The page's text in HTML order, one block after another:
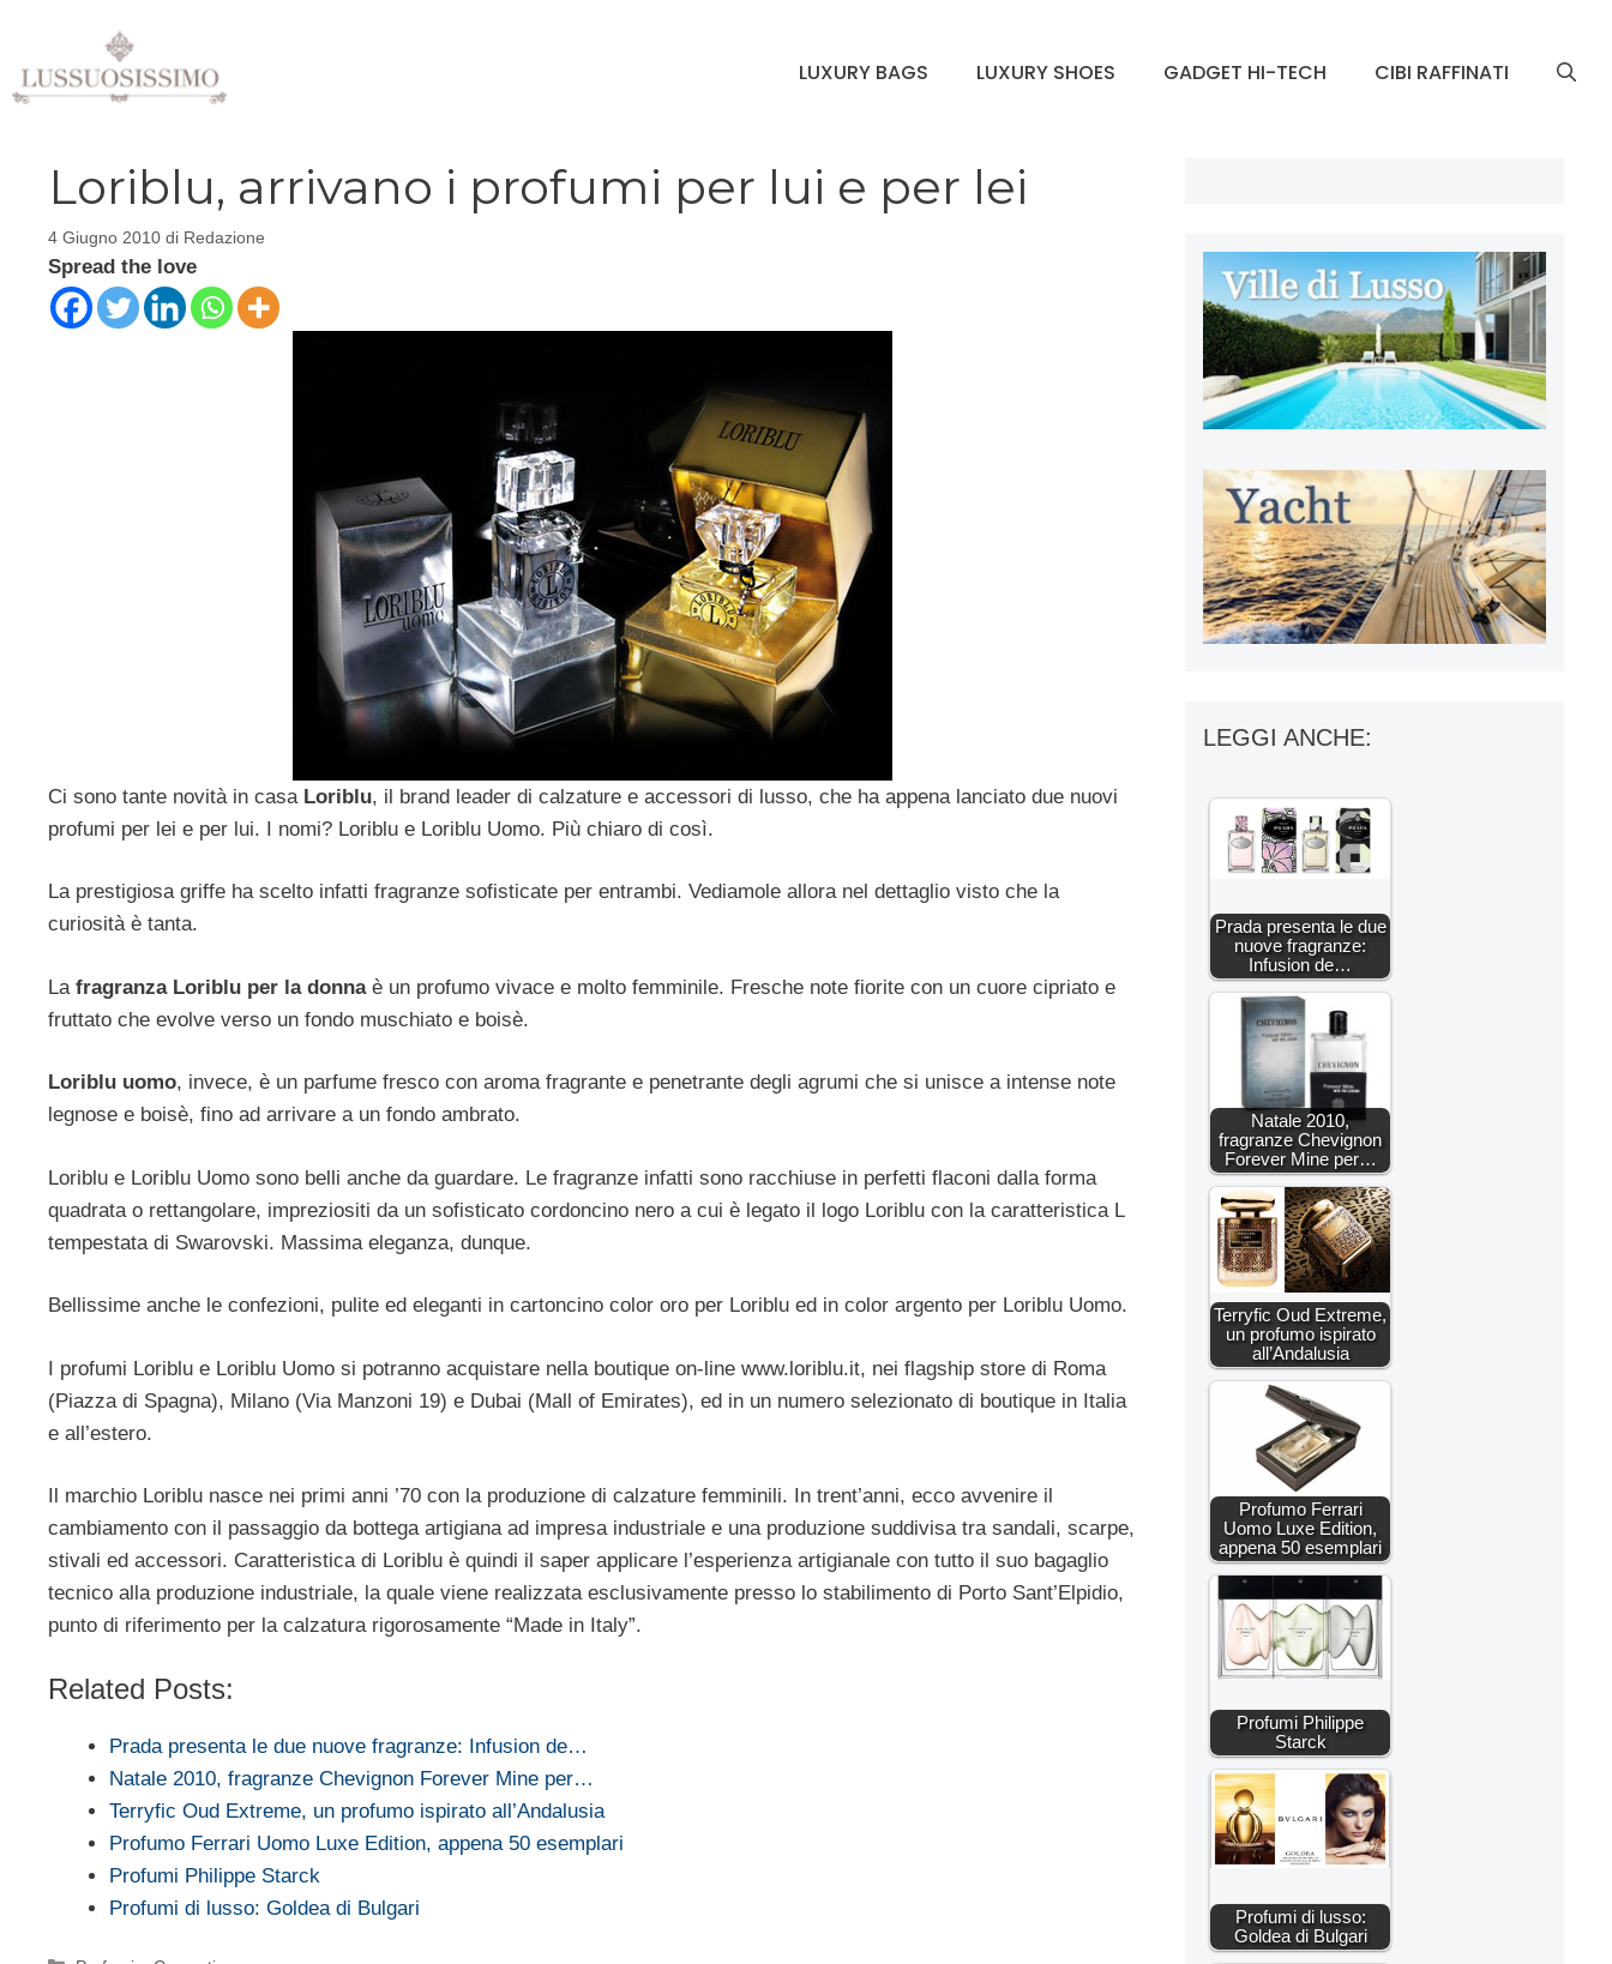
contenuto
LUXURY BAGS LUXURY SHOES GADGET HI-TECH CIBI RAFFINATI
Loriblu, arrivano i profumi per lui e per lei
4 Giugno 2010 di Redazione
Spread the love
Ci sono tante novità in casa Loriblu, il brand leader di calzature e accessori di lusso, che ha appena lanciato due nuovi
profumi per lei e per lui. I nomi? Loriblu e Loriblu Uomo. Più chiaro di così.
La prestigiosa griffe ha scelto infatti fragranze sofisticate per entrambi. Vediamole allora nel dettaglio visto che la
curiosità è tanta.
La fragranza Loriblu per la donnaè un profumo vivace e molto femminile. Fresche note fiorite con un cuore cipriato e
fruttato che evolve verso un fondo muschiato e boisè.
Loriblu uomo, invece, è un parfume fresco con aroma fragrante e penetrante degli agrumi che si unisce a intense note
legnose e boisè, fino ad arrivare a un fondo ambrato.
Loriblu e Loriblu Uomo sono belli anche da guardare. Le fragranze infatti sono racchiuse in perfetti flaconi dalla forma
quadrata o rettangolare, impreziositi da un sofisticato cordoncino nero a cui è legato il logo Loriblu con la caratteristica L
tempestata di Swarovski. Massima eleganza, dunque.
Bellissime anche le confezioni, pulite ed eleganti in cartoncino color oro per Loriblu ed in color argento per Loriblu Uomo.
I profumi Loriblu e Loriblu Uomo si potranno acquistare nella boutique on-line www.loriblu.it, nei flagship store di Roma
(Piazza di Spagna), Milano (Via Manzoni 19) e Dubai (Mall of Emirates), ed in un numero selezionato di boutique in Italia
e all’estero.
Il marchio Loriblu nasce nei primi anni ’70 con la produzione di calzature femminili. In trent’anni, ecco avvenire il
cambiamento con il passaggio da bottega artigiana ad impresa industriale e una produzione suddivisa tra sandali, scarpe,
stivali ed accessori. Caratteristica di Loriblu è quindi il saper applicare l’esperienza artigianale con tutto il suo bagaglio
tecnico alla produzione industriale, la quale viene realizzata esclusivamente presso lo stabilimento di Porto Sant’Elpidio,
punto di riferimento per la calzatura rigorosamente “Made in Italy”.
Related Posts:
Prada presenta le due nuove fragranze: Infusion de…
Natale 2010, fragranze Chevignon Forever Mine per…
Terryfic Oud Extreme, un profumo ispirato all’Andalusia
Profumo Ferrari Uomo Luxe Edition, appena 50 esemplari
Profumi Philippe Starck
Profumi di lusso: Goldea di Bulgari
LEGGI ANCHE:
Prada presenta le due
nuove fragranze:
Infusion de…
Natale 2010,
fragranze Chevignon
Forever Mine per…
Terryfic Oud Extreme,
un profumo ispirato
all’Andalusia
Profumo Ferrari
Uomo Luxe Edition,
appena 50 esemplari
Profumi Philippe
Starck
Profumi di lusso:
Goldea di Bulgari